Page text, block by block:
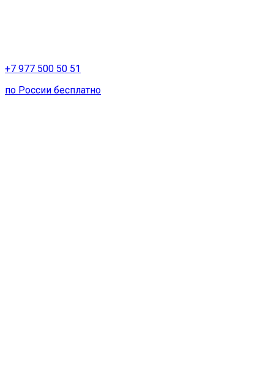
+7 977 500 50 51
по России бесплатно